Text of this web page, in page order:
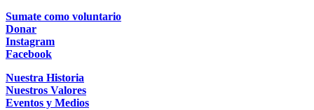
Sumate como voluntario
Donar
Instagram
Facebook
Nuestra Historia
Nuestros Valores
Eventos y Medios